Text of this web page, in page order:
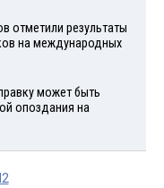
отметили результаты
на международных
может быть
опоздания на